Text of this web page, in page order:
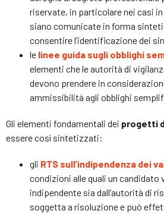
riservate, in particolare nei casi
siano comunicate in forma
consentire l’identificazione dei
le linee guida sugli obblighi
elementi che le autorità di
devono prendere in
ammissibilità agli obblighi
Gli elementi fondamentali dei progetti
essere così sintetizzati:
gli RTS sull’indipendenza dei
condizioni alle quali un
indipendente sia dall’autorità di
soggetta a risoluzione e può